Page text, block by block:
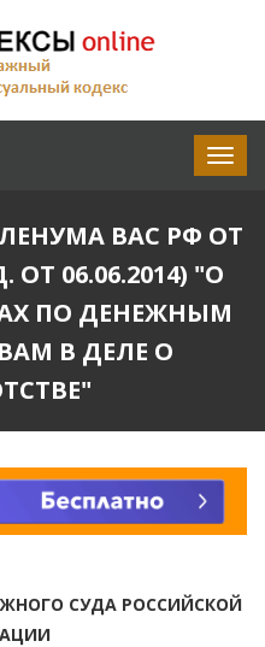
ВАС РФ ОТ
ОТ 06.06.2014) "О
ПО ДЕНЕЖНЫМ
В ДЕЛЕ О
СУДА РОССИЙСКОЙ